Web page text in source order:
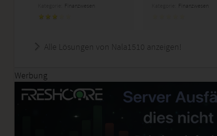
Finanzwesen Finanzwesen
Alle Lösungen von Nala1510 anzeigen!
Werbung